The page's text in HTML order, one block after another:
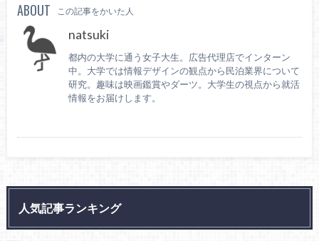
ABOUT この記事をかいた人
natsuki
都内の大学に通う女子大生。広告代理店でインターン
中。大学では情報デザインの観点から民泊業界について
研究。趣味は映画鑑賞やダーツ。大学生の視点から就活
情報をお届けします。
人気記事ランキング